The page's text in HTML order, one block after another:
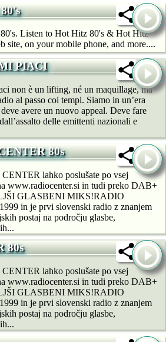
Listen to Hot Hitz 80's & Hot Hitz
site, on your mobile phone, and more....
PIACI
non è un lifting, né un maquillage, ma
al passo coi tempi. Siamo in un’era
avere un nuovo appeal. Deve fare
delle emittenti nazionali e
80s
lahko poslušate po vsej
www.radiocenter.si in tudi preko DAB+
GLASBENI MIKS!RADIO
in je prvi slovenski radio z znanjem
postaj na področju glasbe,
80s
lahko poslušate po vsej
www.radiocenter.si in tudi preko DAB+
GLASBENI MIKS!RADIO
in je prvi slovenski radio z znanjem
postaj na področju glasbe,